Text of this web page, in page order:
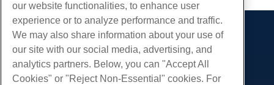
产品展示
虚拟主机
企业主机
服务
our website functionalities, to enhance user
experience or to analyze performance and traffic.
We may also share information about your use of
our site with our social media, advertising, and
analytics partners. Below, you can "Accept All
Cookies" or "Reject Non-Essential" cookies. For